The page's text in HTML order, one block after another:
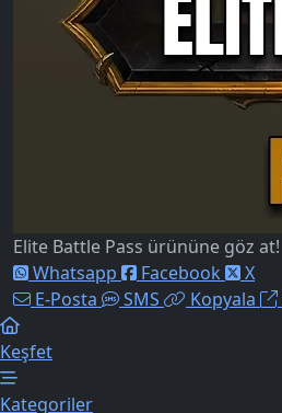
Elite Battle Pass ürününe göz at!
Whatsapp
Facebook
X
E-Posta
SMS Kopyala
Keşfet
Kategoriler